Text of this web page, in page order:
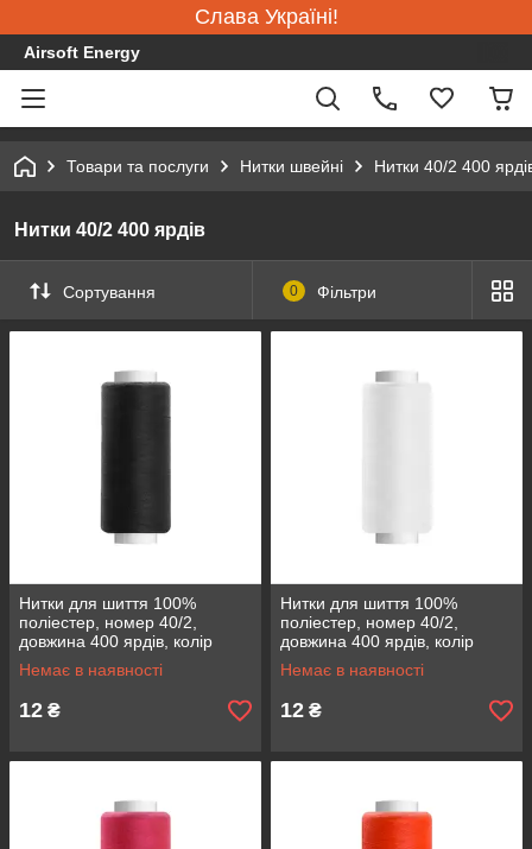
Слава Україні!
Airsoft Energy
Товари та послуги Нитки швейні Нитки 40/2 400
Нитки 40/2 400 ярдів
Сортування 0 Фільтри
Нитки для шиття 100%
поліестер, номер 40/2,
довжина 400 ярдів, колір
чорний
Немає в наявності
12 ₴
Нитки для шиття 100%
поліестер, номер 40/2,
довжина 400 ярдів, колір
білий
Немає в наявності
12 ₴